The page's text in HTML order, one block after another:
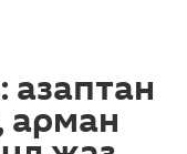
азаптан
арман